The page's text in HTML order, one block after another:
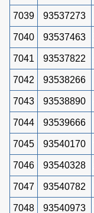
7039 93537273
7040 93537463
7041 93537822
7042 93538266
7043 93538890
7044 93539666
7045 93540170
7046 93540328
7047 93540782
7048 93540973